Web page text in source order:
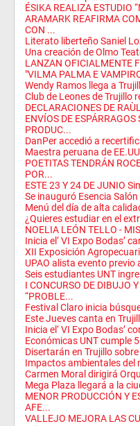
ÉSIKA REALIZA ESTUDIO
ARAMARK REAFIRMA
CON ...
Literato liberteño Saniel
Una creación de Olmo
LANZAN OFICIALMENTE
"VILMA PALMA E
Wendy Ramos llega a
Club de Leones de Trujillo
DECLARACIONES DE
ENVÍOS DE
PRODUC...
DanPer accedió a
Maestra peruana de
POETITAS TENDRÁN
POR...
ESTE 23 Y 24 DE JUNIO
Se inauguró Esencia
Menú del día de alta
¿Quieres estudiar en el
NOELIA LEÓN TELLO -
Inicia el‘ VI Expo Bodas’
XII Exposición
UPAO alista evento
Seis estudiantes UNT
I CONCURSO DE DIBUJO
“PROBLE...
Festival Claro inicia
Este Jueves canta en
Inicia el‘ VI Expo Bodas’
Económicas UNT cumple
Disertarán en Trujillo
Impactos ambientales del
Carmen Moral dirigirá
Mega Plaza llegará a la
MENOR PRODUCCIÓN Y
AFE...
VALLEJO MEJORA LAS